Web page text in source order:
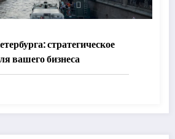
стратегическое
вашего бизнеса